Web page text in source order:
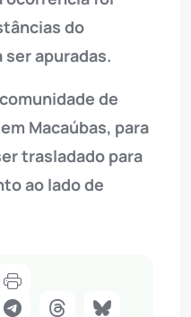
do
apuradas.
de
Macaúbas, para
trasladado para
ao lado de